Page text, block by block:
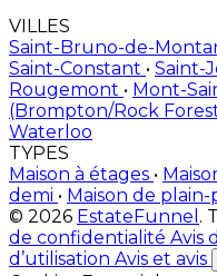
VILLES
Saint-Bruno-de-
Saint-Constant • Saint-
Rougemont • Mont-
(Brompton/Rock
Waterloo
TYPES
Maison à étages •
demi • Maison de plain-
© 2026 EstateFunnel .
de confidentialité Avis
d’utilisation Avis et avis